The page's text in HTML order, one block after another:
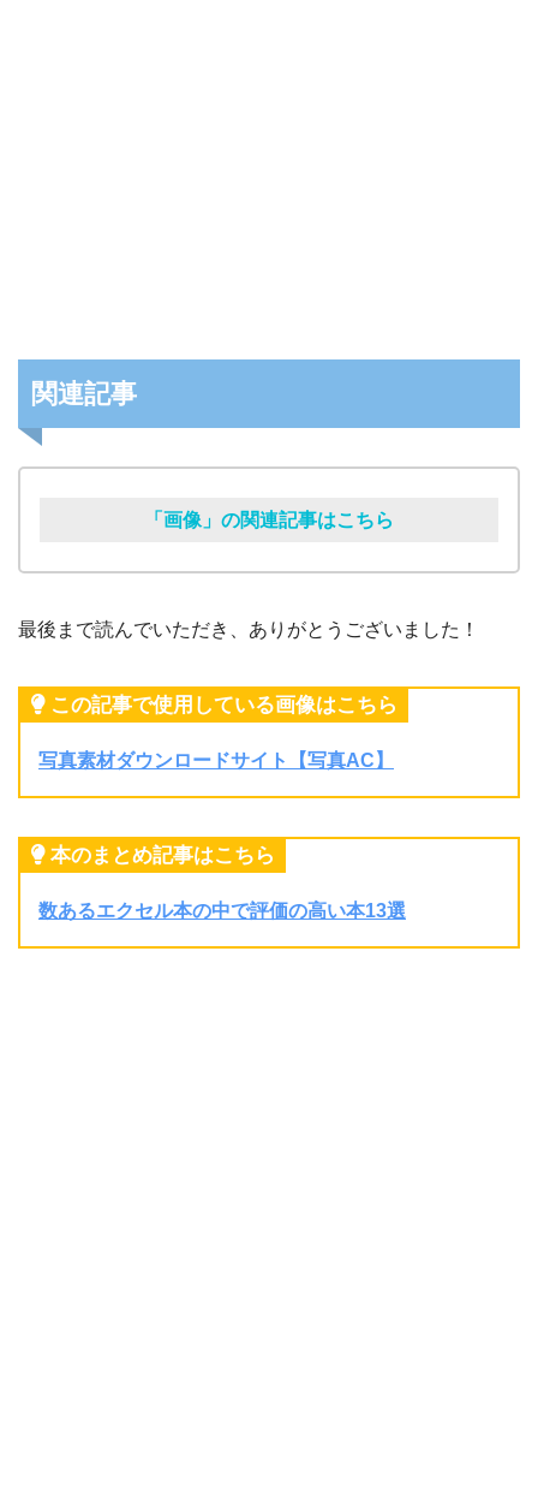
関連記事
「画像」の関連記事はこちら
最後まで読んでいただき、ありがとうございました！
この記事で使用している画像はこちら
写真素材ダウンロードサイト【写真AC】
本のまとめ記事はこちら
数あるエクセル本の中で評価の高い本13選